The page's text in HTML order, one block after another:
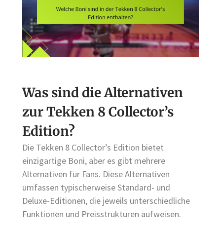
Was sind die Alternativen
zur Tekken 8 Collector’s
Edition?
Die Tekken 8 Collector’s Edition bietet
einzigartige Boni, aber es gibt mehrere
Alternativen für Fans. Diese Alternativen
umfassen typischerweise Standard- und
Deluxe-Editionen, die jeweils unterschiedliche
Funktionen und Preisstrukturen aufweisen.